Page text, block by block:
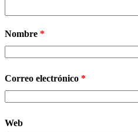
Nombre *
Correo electrónico *
Web